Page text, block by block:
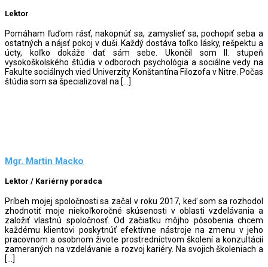
Lektor
Pomáham ľuďom rásť, nakopnúť sa, zamyslieť sa, pochopiť seba a
ostatných a nájsť pokoj v duši. Každý dostáva toľko lásky, rešpektu a
úcty, koľko dokáže dať sám sebe. Ukončil som II. stupeň
vysokoškolského štúdia v odboroch psychológia a sociálne vedy na
Fakulte sociálnych vied Univerzity Konštantína Filozofa v Nitre. Počas
štúdia som sa špecializoval na […]
Mgr. Martin Macko
Lektor / Kariérny poradca
Príbeh mojej spoločnosti sa začal v roku 2017, keď som sa rozhodol
zhodnotiť moje niekoľkoročné skúsenosti v oblasti vzdelávania a
založiť vlastnú spoločnosť. Od začiatku môjho pôsobenia chcem
každému klientovi poskytnúť efektívne nástroje na zmenu v jeho
pracovnom a osobnom živote prostredníctvom školení a konzultácií
zameraných na vzdelávanie a rozvoj kariéry. Na svojich školeniach a
[…]